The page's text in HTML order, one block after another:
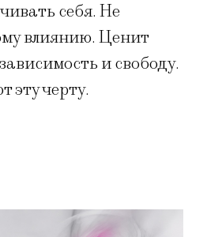
себя. Не
влиянию. Ценит
и свободу.
черту.